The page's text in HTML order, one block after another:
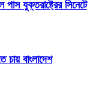
যুক্তরাষ্ট্রের সিনেটে
চায় বাংলাদেশ